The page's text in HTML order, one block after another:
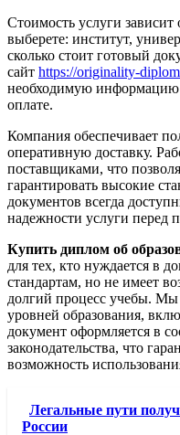
Стоимость услуги зависит
выберете: институт,
сколько стоит готовый
сайт https://originality-
необходимую информацию
оплате.
Компания обеспечивает
оперативную доставку.
поставщиками, что
гарантировать высокие
документов всегда
надежности услуги перед
Купить диплом об
для тех, кто нуждается в
стандартам, но не имеет
долгий процесс учебы.
уровней образования,
документ оформляется в
законодательства, что
возможность
Легальные пути
России